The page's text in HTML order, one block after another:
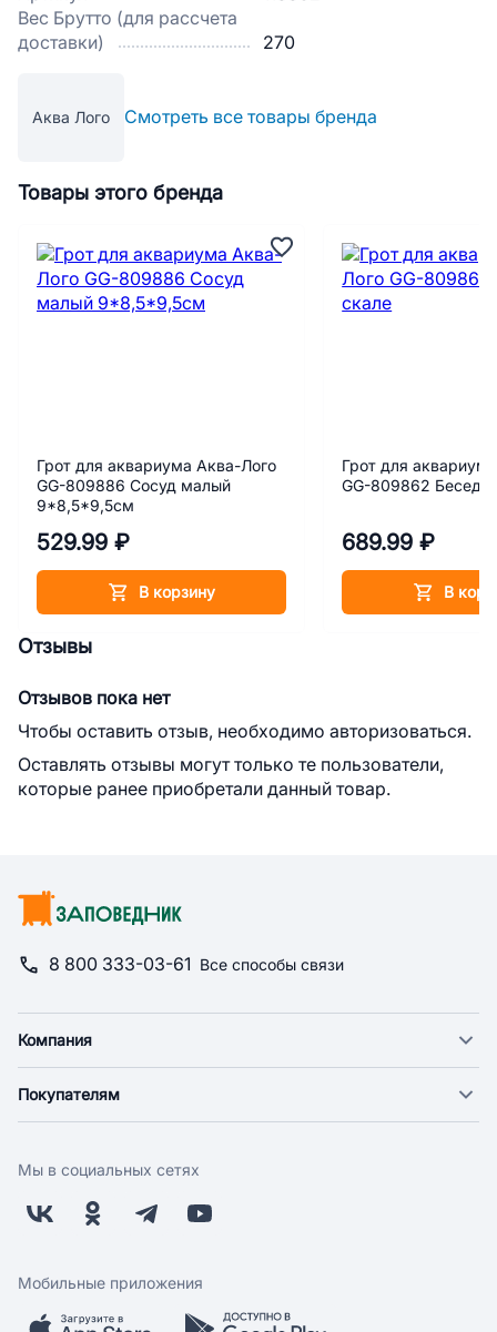
Вес Брутто (для рассчета
доставки)
270
Аква Лого Смотреть все товары бренда
Товары этого бренда
Грот для аквариума Аква-Лого
GG-809886 Сосуд малый
9*8,5*9,5см
529.99 ₽
В корзину
Грот для
GG-809862
689.99 ₽
В
Отзывы
Отзывов пока нет
Чтобы оставить отзыв, необходимо авторизоваться.
Оставлять отзывы могут только те пользователи,
которые ранее приобретали данный товар.
8 800 333-03-61 Все способы связи
Компания
Новости
Поставщикам
Заводчикам
Обратная связь
Покупателям
Оплата
Бонусная программа
Скидки и акции
Мы в социальных сетях
Мобильные приложения